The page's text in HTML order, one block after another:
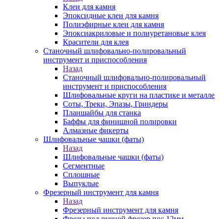
Клеи для камня
Эпоксидные клеи для камня
Полиэфирные клеи для камня
Эпоксиакриловые и полиуретановые клея
Красители для клея
Станочный шлифовально-полировальный
инструмент и приспособления
Назад
Станочный шлифовально-полировальный
инструмент и приспособления
Шлифовальные круги на пластике и металле
Соты, Треки, Эпазы, Гриндеры
Планшайбы для станка
Баффы для финишной полировки
Алмазные фикерты
Шлифовальные чашки (фаты)
Назад
Шлифовальные чашки (фаты)
Сегментные
Сплошные
Выпуклые
Фрезерный инструмент для камня
Назад
Фрезерный инструмент для камня